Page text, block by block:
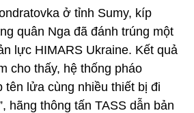
ở tỉnh Sumy, kíp
quân Nga đã đánh trúng một
lực HIMARS Ukraine. Kết quả
cho thấy, hệ thống pháo
tên lửa cùng nhiều thiết bị đi
hãng thông tấn TASS dẫn bản